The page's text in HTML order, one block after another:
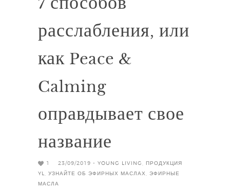
расслабления, или
как Peace &
Calming
оправдывает свое
название
1 23/09/2019 - YOUNG LIVING
ПРОДУКЦИЯ
YL
УЗНАЙТЕ ОБ ЭФИРНЫХ МАСЛАХ
ЭФИРНЫЕ
МАСЛА